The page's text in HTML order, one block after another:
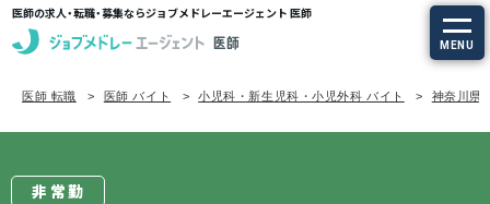
医師の求人・転職・募集ならジョブメドレーエージェント 医師
MENU
求人を探す
医師 転職 医師 バイト 小児科・新生児科・小児外科 バイト 神奈川県
非常勤